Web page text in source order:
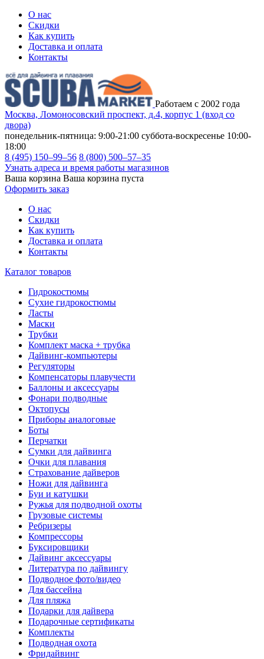
О нас
Скидки
Как купить
Доставка и оплата
Контакты
Работаем с 2002 года
Москва, Ломоносовский проспект, д.4, корпус 1 (вход со
двора)
понедельник-пятница: 9:00-21:00 суббота-воскресенье 10:00-
18:00
8 (495) 150–99–56 8 (800) 500–57–35
Узнать адреса и время работы магазинов
Ваша корзина Ваша корзина пуста
Оформить заказ
О нас
Скидки
Как купить
Доставка и оплата
Контакты
Каталог товаров
Гидрокостюмы
Сухие гидрокостюмы
Ласты
Маски
Трубки
Комплект маска + трубка
Дайвинг-компьютеры
Регуляторы
Компенсаторы плавучести
Баллоны и аксессуары
Фонари подводные
Октопусы
Приборы аналоговые
Боты
Перчатки
Сумки для дайвинга
Очки для плавания
Страхование дайверов
Ножи для дайвинга
Буи и катушки
Ружья для подводной охоты
Грузовые системы
Ребризеры
Компрессоры
Буксировщики
Дайвинг аксессуары
Литература по дайвингу
Подводное фото/видео
Для бассейна
Для пляжа
Подарки для дайвера
Подарочные сертификаты
Комплекты
Подводная охота
Фридайвинг